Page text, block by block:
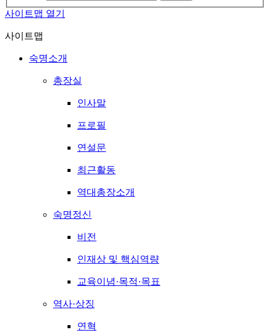
사이트맵 열기
사이트맵
숙명소개
총장실
인사말
프로필
연설문
최근활동
역대총장소개
숙명정신
비전
인재상 및 핵심역량
교육이념·목적·목표
역사·상징
연혁